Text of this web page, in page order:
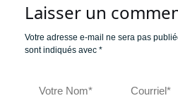
Laisser un
Votre adresse e-mail ne sera pas
sont indiqués avec *